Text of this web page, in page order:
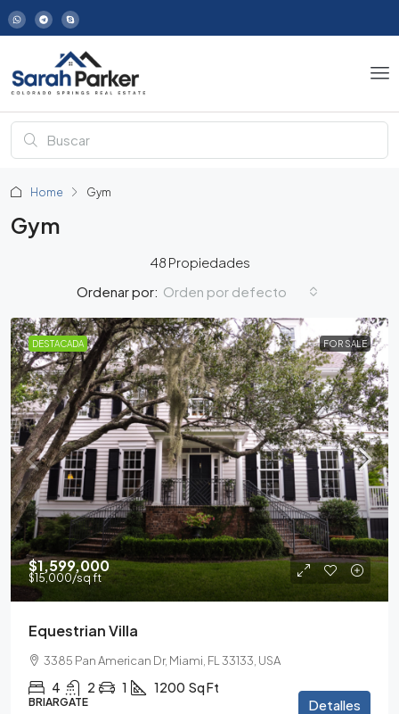
Home Gym
Gym
48 Propiedades
Ordenar por: Orden por defecto
DESTACADA FOR SALE
$1,599,000
$15,000/sq ft
Equestrian Villa
3385 Pan American Dr, Miami, FL 33133, USA
4 2 1 1200 Sq Ft
BRIARGATE Detalles